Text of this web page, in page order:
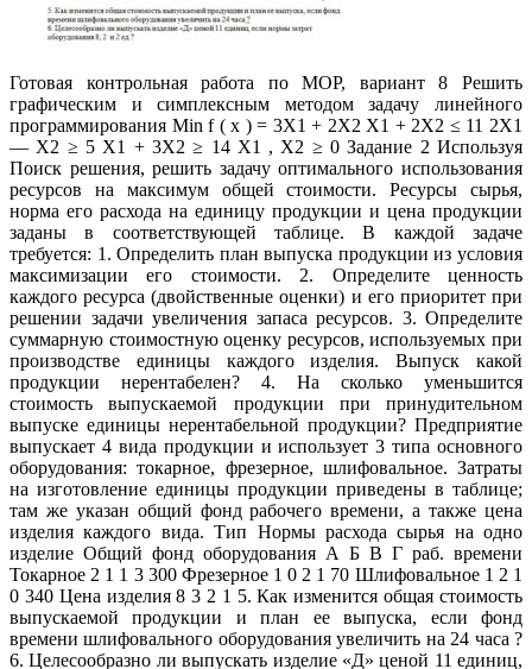
Готовая контрольная работа по МОР, вариант 8 Решить
графическим и симплексным методом задачу линейного
программирования Min f ( x ) = 3X1 + 2X2 X1 + 2X2 ≤ 11 2X1
— X2 ≥ 5 X1 + 3X2 ≥ 14 X1 , X2 ≥ 0 Задание 2 Используя
Поиск решения, решить задачу оптимального использования
ресурсов на максимум общей стоимости. Ресурсы сырья,
норма его расхода на единицу продукции и цена продукции
заданы в соответствующей таблице. В каждой задаче
требуется: 1. Определить план выпуска продукции из условия
максимизации его стоимости. 2. Определите ценность
каждого ресурса (двойственные оценки) и его приоритет при
решении задачи увеличения запаса ресурсов. 3. Определите
суммарную стоимостную оценку ресурсов, используемых при
производстве единицы каждого изделия. Выпуск какой
продукции нерентабелен? 4. На сколько уменьшится
стоимость выпускаемой продукции при принудительном
выпуске единицы нерентабельной продукции? Предприятие
выпускает 4 вида продукции и использует 3 типа основного
оборудования: токарное, фрезерное, шлифовальное. Затраты
на изготовление единицы продукции приведены в таблице;
там же указан общий фонд рабочего времени, а также цена
изделия каждого вида. Тип Нормы расхода сырья на одно
изделие Общий фонд оборудования А Б В Г раб. времени
Токарное 2 1 1 3 300 Фрезерное 1 0 2 1 70 Шлифовальное 1 2 1
0 340 Цена изделия 8 3 2 1 5. Как изменится общая стоимость
выпускаемой продукции и план ее выпуска, если фонд
времени шлифовального оборудования увеличить на 24 часа ?
6. Целесообразно ли выпускать изделие «Д» ценой 11 единиц,